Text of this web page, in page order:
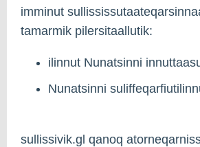
imminut
tamarmik pilersitaallutik:
ilinnut Nunatsinni
Nunatsinni
sullissivik.gl qanoq